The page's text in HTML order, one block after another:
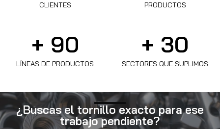
CLIENTES PRODUCTOS
LÍNEAS DE PRODUCTOS
+ 90
SECTORES QUE SUPLIMOS
+ 30
¿Buscas el tornillo exacto para ese
trabajo pendiente?